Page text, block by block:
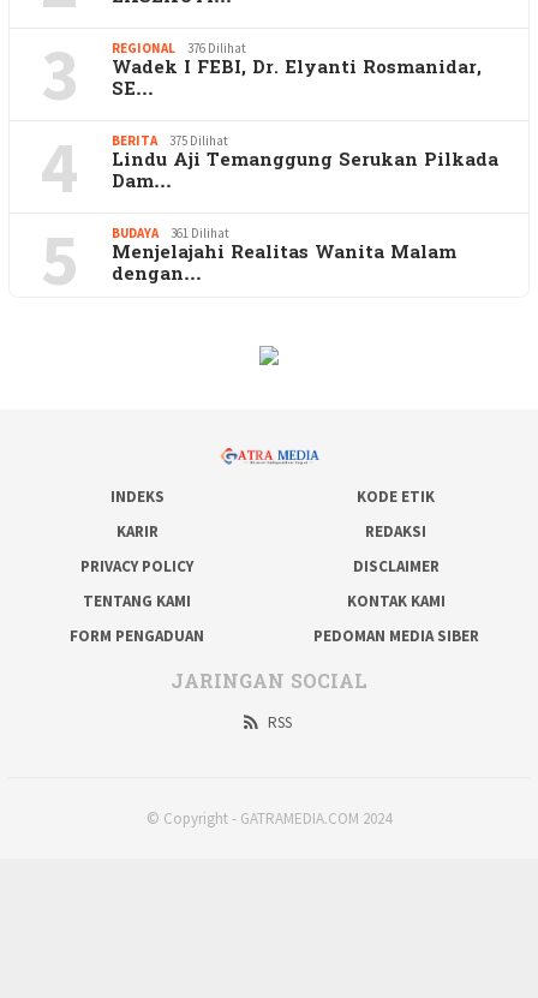
3 REGIONAL 376 Dilihat
Wadek I FEBI, Dr. Elyanti Rosmanidar,
SE…
4 BERITA 375 Dilihat
Lindu Aji Temanggung Serukan Pilkada
Dam…
5 BUDAYA 361 Dilihat
Menjelajahi Realitas Wanita Malam
dengan…
INDEKS
KODE ETIK
KARIR
REDAKSI
PRIVACY POLICY
DISCLAIMER
TENTANG KAMI
KONTAK KAMI
FORM PENGADUAN
PEDOMAN MEDIA SIBER
JARINGAN SOCIAL
RSS
© Copyright - GATRAMEDIA.COM 2024